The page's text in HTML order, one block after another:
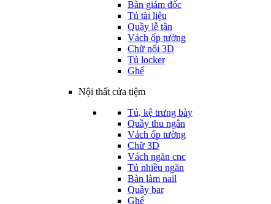
Bàn giám đốc
Tủ tài liệu
Quầy lễ tân
Vách ốp tường
Chữ nổi 3D
Tủ locker
Ghế
Nội thất cửa tiệm
Tủ, kệ trưng bày
Quầy thu ngân
Vách ốp tường
Chữ 3D
Vách ngăn cnc
Tủ nhiều ngăn
Bàn làm nail
Quầy bar
Ghế